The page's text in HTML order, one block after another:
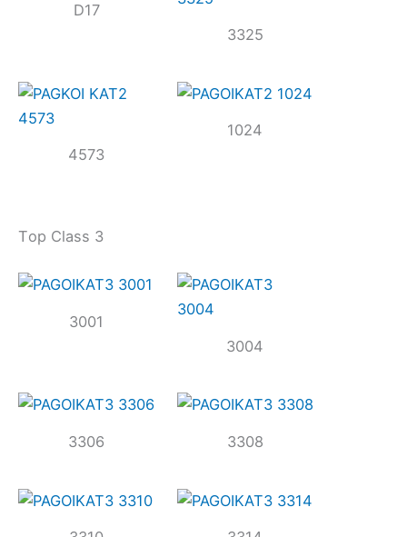
D17
3325
4573
1024
Τop Class 3
3001
3004
3306 3308